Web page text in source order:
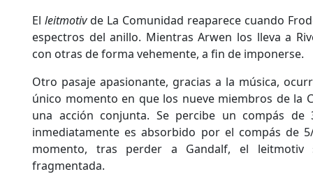
El leitmotivde La Comunidad reaparece cuando
espectros del anillo. Mientras Arwen los lleva a
con otras de forma vehemente, a fin de imponerse.
Otro pasaje apasionante, gracias a la música,
único momento en que los nueve miembros de la
una acción conjunta. Se percibe un compás de
inmediatamente es absorbido por el compás de
momento, tras perder a Gandalf, el leitmotiv
fragmentada.